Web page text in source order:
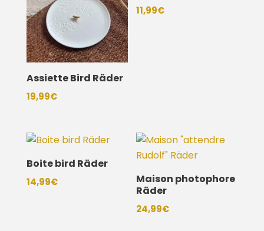
Assiette Bird Räder
19,99€
11,99€
Boite bird Räder
14,99€
Maison photophore
Räder
24,99€